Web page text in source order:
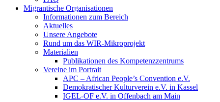
Migrantische Organisationen
Informationen zum Bereich
Aktuelles
Unsere Angebote
Rund um das WIR-Mikroprojekt
Materialien
Publikationen des Kompetenzzentrums
Vereine im Portrait
APC – African People’s Convention e.V.
Demokratischer Kulturverein e.V. in Kassel
IGEL-OF e.V. in Offenbach am Main